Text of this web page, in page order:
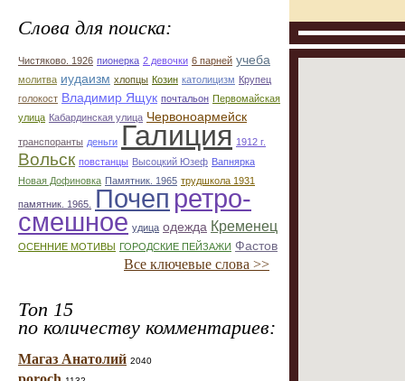
Слова для поиска:
Чистяково. 1926 пионерка 2 девочки 6 парней учеба
молитва иудаизм хлопцы Козин католицизм Крупец
голокост Владимир Ящук почтальон Первомайская
улица Кабардинская улица Червоноармейск
транспоранты деньги Галиция 1912 г.
Вольск повстанцы Высоцкий Юзеф Вапнярка
Новая Дофиновка Памятник. 1965 трудшкола 1931
памятник. 1965. Почеп ретро-
смешное удица одежда Кременец
ОСЕННИЕ МОТИВЫ ГОРОДСКИЕ ПЕЙЗАЖИ Фастов
Все ключевые слова >>
Топ 15
по количеству комментариев:
Магаз Анатолий 2040